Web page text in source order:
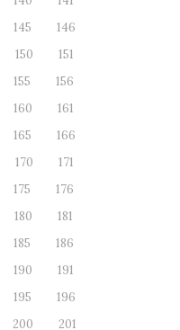
145
146
150
151
155
156
160
161
165
166
170
171
175
176
180
181
185
186
190
191
195
196
200
201